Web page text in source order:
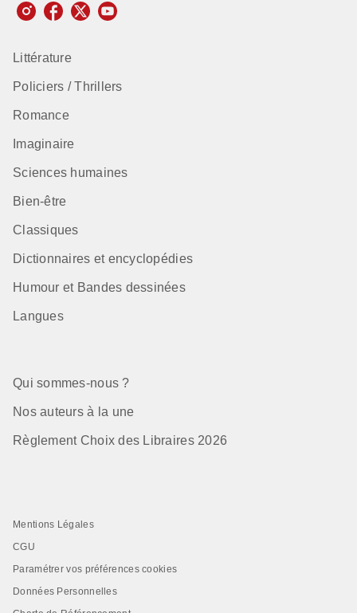
Littérature
Policiers / Thrillers
Romance
Imaginaire
Sciences humaines
Bien-être
Classiques
Dictionnaires et encyclopédies
Humour et Bandes dessinées
Langues
Qui sommes-nous ?
Nos auteurs à la une
Règlement Choix des Libraires 2026
Mentions Légales
CGU
Paramétrer vos préférences cookies
Données Personnelles